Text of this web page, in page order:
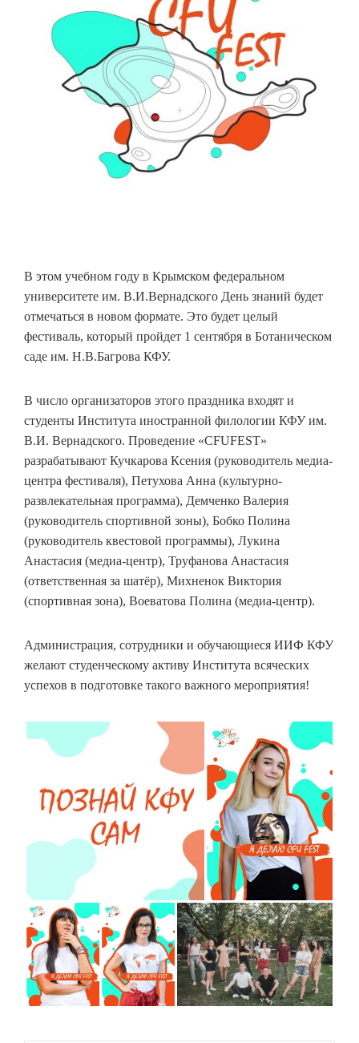
В этом учебном году в Крымском федеральном
университете им. В.И.Вернадского День знаний будет
отмечаться в новом формате. Это будет целый
фестиваль, который пройдет 1 сентября в Ботаническом
саде им. Н.В.Багрова КФУ.
В число организаторов этого праздника входят и
студенты Института иностранной филологии КФУ им.
В.И. Вернадского. Проведение «CFUFEST»
разрабатывают Кучкарова Ксения (руководитель медиа-
центра фестиваля), Петухова Анна (культурно-
развлекательная программа), Демченко Валерия
(руководитель спортивной зоны), Бобко Полина
(руководитель квестовой программы), Лукина
Анастасия (медиа-центр), Труфанова Анастасия
(ответственная за шатёр), Михненок Виктория
(спортивная зона), Воеватова Полина (медиа-центр).
Администрация, сотрудники и обучающиеся ИИФ КФУ
желают студенческому активу Института всяческих
успехов в подготовке такого важного мероприятия!